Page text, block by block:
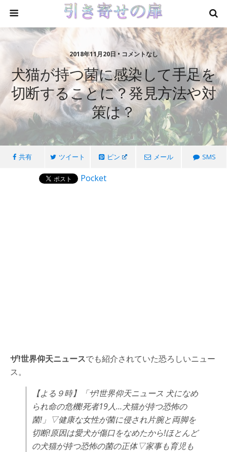
2018年11月20日 • コメントなし
犬猫が持つ菌に感染して手足を
切断することに？発見方法や対
策は？
共有 ツイート ピン メール SMS
Pocket
ザ!世界仰天ニュースでも紹介されていた恐ろしいニュー
ス。
【よる９時】「ザ!世界仰天ニュース 犬になめ
られ命の危機!死者19人…犬猫が持つ恐怖の
菌!」▽健康な女性が菌に侵され片腕と両脚を
切断!原因は愛犬が傷口をなめたから!ほとんど
の犬猫が持つ恐怖の菌の正体▽家事も育児も